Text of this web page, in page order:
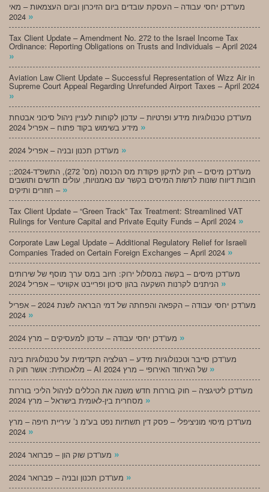
מעו”דכן יחסי עבודה – העסקת עובדים ביום הזיכרון וביום העצמאות – מאי
»
Tax Client Update – Amendment No. 272 to the Israel Income Tax
Ordinance: Reporting Obligations on Trusts and Individuals – April 2024
»
Aviation Law Client Update – Successful Representation of Wizz Air in
Supreme Court Appeal Regarding Unrefunded Airport Taxes – April 2024
»
מעו”דכן טכנולוגיות מידע ופרטיות – עדכון לקוחות לעניין ניהול סיכוני אבטחת
»
»
;מעו”דכן מיסים – חוק לתיקון פקודת מס הכנסה (מס’ 272), התשפ”ד-2024:
חובות דיווח שונות לרשות המיסים בקשר עם נאמנויות, עולים חדשים ותושבים
חוזרים ותיקים – »
Tax Client Update – “Green Track” Tax Treatment: Streamlined VAT
Rulings for Venture Capital and Private Equity Funds – April 2024 »
Corporate Law Legal Update – Additional Regulatory Relief for Israeli
Companies Traded on Certain Foreign Exchanges – April 2024 »
מעו”דכן מיסים – בקשה במסלול ירוק: חיוב במס ערך מוסף של שירותים
»
מעו”דכן יחסי עבודה – הקפאה והפחתה של דמי הבראה לשנת 2024 – אפריל
»
»
מעו”דכן סייבר וטכנולוגיות מידע – רגולציה תקדימית על טכנולוגיות בינה
»
מעו”דכן ליטיגציה – חוק בוררות חדש משנה את הכללים לניהול הליכי בוררות
»
מעו”דכן מיסוי מוניציפלי – פסק דין תשתיות נפט בע”מ נ’ עיריית חיפה – מרץ
»
»
»